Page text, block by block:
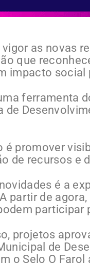
as novas
que
impacto social
ferramenta
de
é promover
de recursos e
é a
partir de
participar
projetos
de
o Selo O